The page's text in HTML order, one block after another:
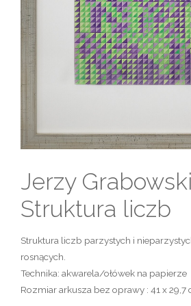
Jerzy
Struktura liczb
Struktura liczb parzystych i
rosnących.
Technika: akwarela/ołówek na papierze
Rozmiar arkusza bez oprawy : 41 x 29,7